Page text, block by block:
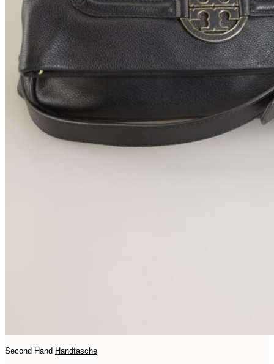
Second Hand Handtasche